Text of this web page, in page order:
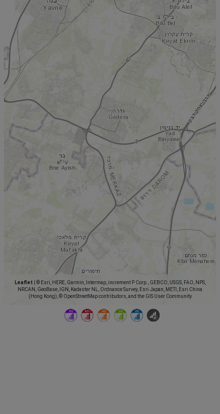
Leaflet
© Esri, HERE, Garmin, Intermap, increment P Corp., GEBCO, USGS, FAO, NPS,
NRCAN, GeoBase, IGN, Kadaster NL, Ordnance Survey, Esri Japan, METI, Esri China
(Hong Kong), © OpenStreetMap contributors, and the GIS User Community